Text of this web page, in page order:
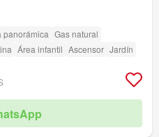
panorámica Gas natural
Área infantil Ascensor Jardín